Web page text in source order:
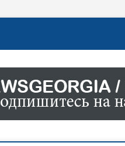
О СОБЫТИЯХ
ПОЛИТИКИ,